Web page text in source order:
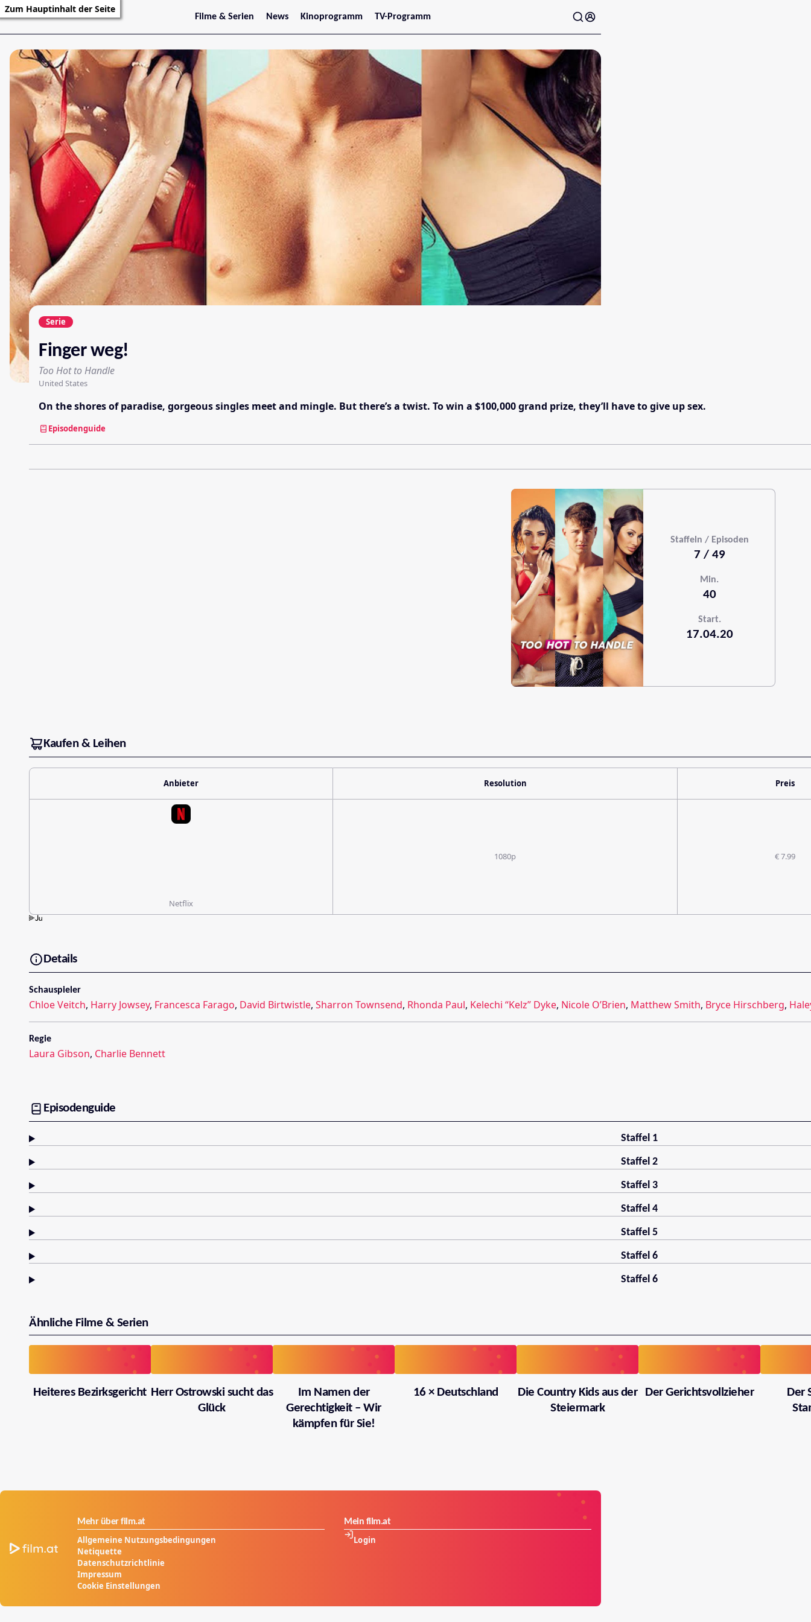
Zum Hauptinhalt der Seite
Filme & Serien
Trailer
News
Stars
Kinoprogramm
Jetzt im Kino
Wien
Niederösterreich
Oberösterreich
Steiermark
Burgenland
Kärnten
Salzburg
Tirol
Vorarlberg
TV-Programm
Serie
Finger weg!
Too Hot to Handle
United States
On the shores of paradise, gorgeous singles meet and mingle. But there’s a twist. To win a $100,000 grand prize, they’ll have to give up sex.
Episodenguide
Staffeln / Episoden
7 / 49
Min.
40
Start.
17.04.20
Kaufen & Leihen
Anbieter Resolution Preis
Netflix
1080p € 7.99
Details
Schauspieler
Chloe Veitch, Harry Jowsey, Francesca Farago, David Birtwistle, Sharron Townsend, Rhonda Paul, Kelechi “Kelz” Dyke, Nicole O’Brien, Matthew Smith, Bryce Hirschberg,
Regie
Laura Gibson, Charlie Bennett
Episodenguide
Staffel 1
Staffel 2
Staffel 3
Staffel 4
Staffel 5
Staffel 6
Staffel 6
Ähnliche Filme & Serien
Heiteres Bezirksgericht Herr Ostrowski sucht das
Glück
Im Namen der
Gerechtigkeit – Wir
kämpfen für Sie!
16 × Deutschland
Die Country Kids aus der
Steiermark
Der Gerichtsvollzieher
Der
Mehr über film.at
Allgemeine Nutzungsbedingungen
Netiquette
Datenschutzrichtlinie
Impressum
Cookie Einstellungen
Mein film.at
Login